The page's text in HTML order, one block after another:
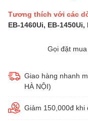
Tương thích với các
EB-1460Ui, EB-1450Ui,
Gọi đặt mua
Giao hàng nhanh
HÀ NỘI)
Giảm 150,000đ khi